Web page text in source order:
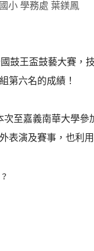
小 學務處 葉鎂鳳
鼓王盃鼓藝大賽，
第六名的成績！
至嘉義南華大學
表演及賽事，也利